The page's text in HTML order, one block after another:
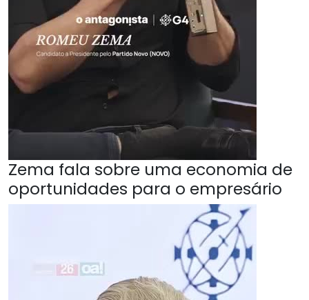
Zema fala sobre uma economia de
oportunidades para o empresário